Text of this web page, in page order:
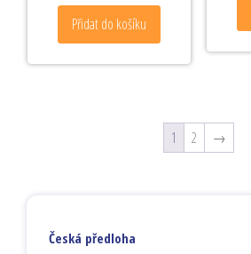
Přidat do košíku
1 2 →
Česká předloha